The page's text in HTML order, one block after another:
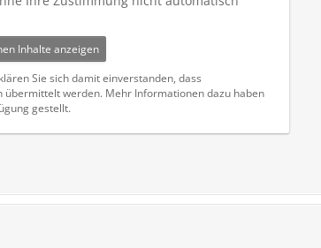
Inhalte anzeigen
Sie sich damit einverstanden, dass
werden. Mehr Informationen dazu haben
gestellt.